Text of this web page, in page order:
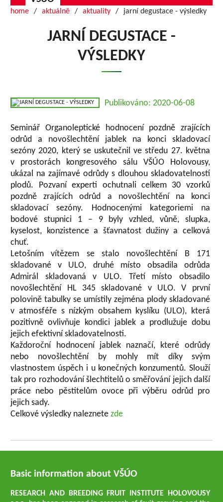
home aktuálně aktuality jarní degustace - výsledky
JARNÍ DEGUSTACE -
VÝSLEDKY
Publikováno: 2020-06-08
Seminář Organoleptické hodnocení pozdně zrajících
odrůd a novošlechtění jablek na konci skladovací
sezóny 2020, který se uskutečnil ve středu 27. května
v prostorách kongresového sálu VŠÚO Holovousy,
ukázal na zajímavé odrůdy s dlouhou skladovatelností
plodů. Pozvaní experti ochutnali celkem 30 vzorků
pozdně zrajících odrůd a novošlechtění na konci
skladovací sezóny. Hodnocenými kategoriemi na
bodové stupnici 1 – 9 byly vzhled, vůně, slupka,
kyselost, konzistence a šťavnatost dužiny a celková
chuť.
Letošním vítězem se stalo novošlechtění B 171
skladované v ULO, druhé místo obsadila odrůda
Admirál skladovaná v ULO. Třetí místo obsadilo
novošlechtění HL 345 skladované v ULO. V první
polovině tabulky se umístily zejména plody skladované
v atmosféře s nízkým obsahem kyslíku (ULO), která
pozitivně ovlivňuje kondici jablek a prodlužuje dobu
jejich efektivní skladovatelnosti.
Každoroční hodnocení jablek naznačí, které odrůdy
nebo novošlechtění by mohly mít díky svým
vlastnostem úspěch i u konečných konzumentů. Slouží
tak pro rozhodování šlechtitelů o směřování jejich další
práce nebo pěstitelům ovoce při výběru odrůd pro
jejich sady.
Celkové výsledky naleznete zde
Basic information about VŠÚO
RESEARCH AND BREEDING FRUIT INSTITUTE HOLOVOUSY